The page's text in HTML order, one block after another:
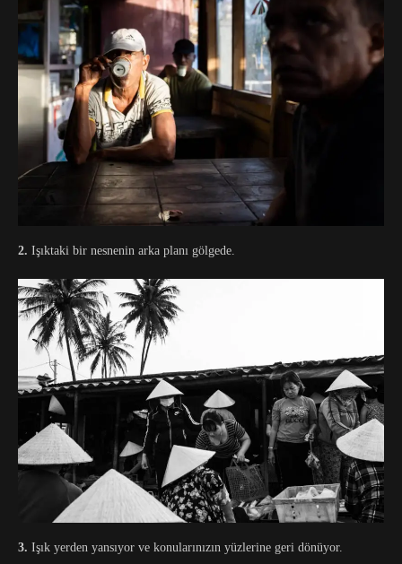
2. Işıktaki bir nesnenin arka planı gölgede.
3. Işık yerden yansıyor ve konularınızın yüzlerine geri dönüyor.